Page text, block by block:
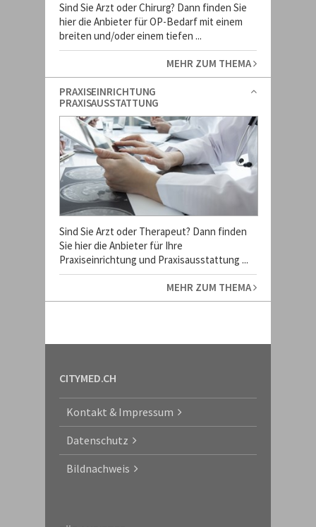
Sind Sie Arzt oder Chirurg? Dann finden Sie
hier die Anbieter für OP-Bedarf mit einem
breiten und/oder einem tiefen ...
MEHR ZUM THEMA
PRAXISEINRICHTUNG
PRAXISAUSSTATTUNG
Sind Sie Arzt oder Therapeut? Dann finden
Sie hier die Anbieter für Ihre
Praxiseinrichtung und Praxisausstattung ...
MEHR ZUM THEMA
CITYMED.CH
Kontakt & Impressum
Datenschutz
Bildnachweis